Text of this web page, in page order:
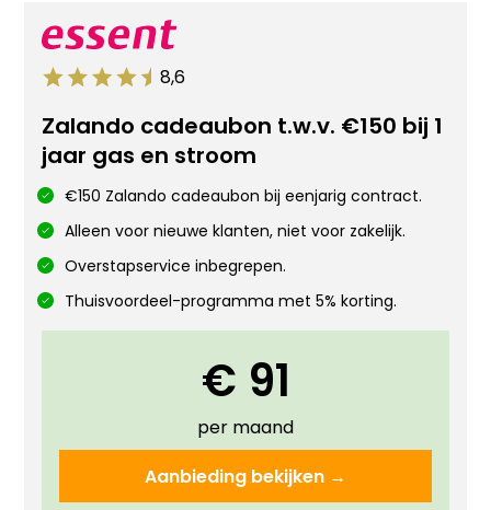
8,6
Zalando cadeaubon t.w.v. €150 bij 1
jaar gas en stroom
€150 Zalando cadeaubon bij eenjarig contract.
Alleen voor nieuwe klanten, niet voor zakelijk.
Overstapservice inbegrepen.
Thuisvoordeel-programma met 5% korting.
€ 91
per maand
Aanbieding bekijken →